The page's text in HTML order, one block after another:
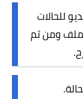
للحالات
ومن ثم